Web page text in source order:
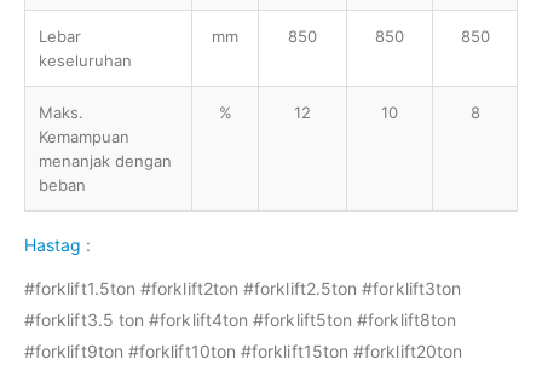
Lebar
keseluruhan
mm 850 850 850
Maks.
Kemampuan
menanjak dengan
beban
% 12 10 8
Hastag :
#forklift1.5ton #forklift2ton #forklift2.5ton #forklift3ton
#forklift3.5 ton #forklift4ton #forklift5ton #forklift8ton
#forklift9ton #forklift10ton #forklift15ton #forklift20ton